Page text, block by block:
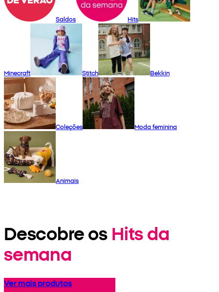
Saldos Hits
Minecraft Stitch Bekkin
Coleções Moda feminina
Animais
Descobre os Hits da
semana
Ver mais produtos